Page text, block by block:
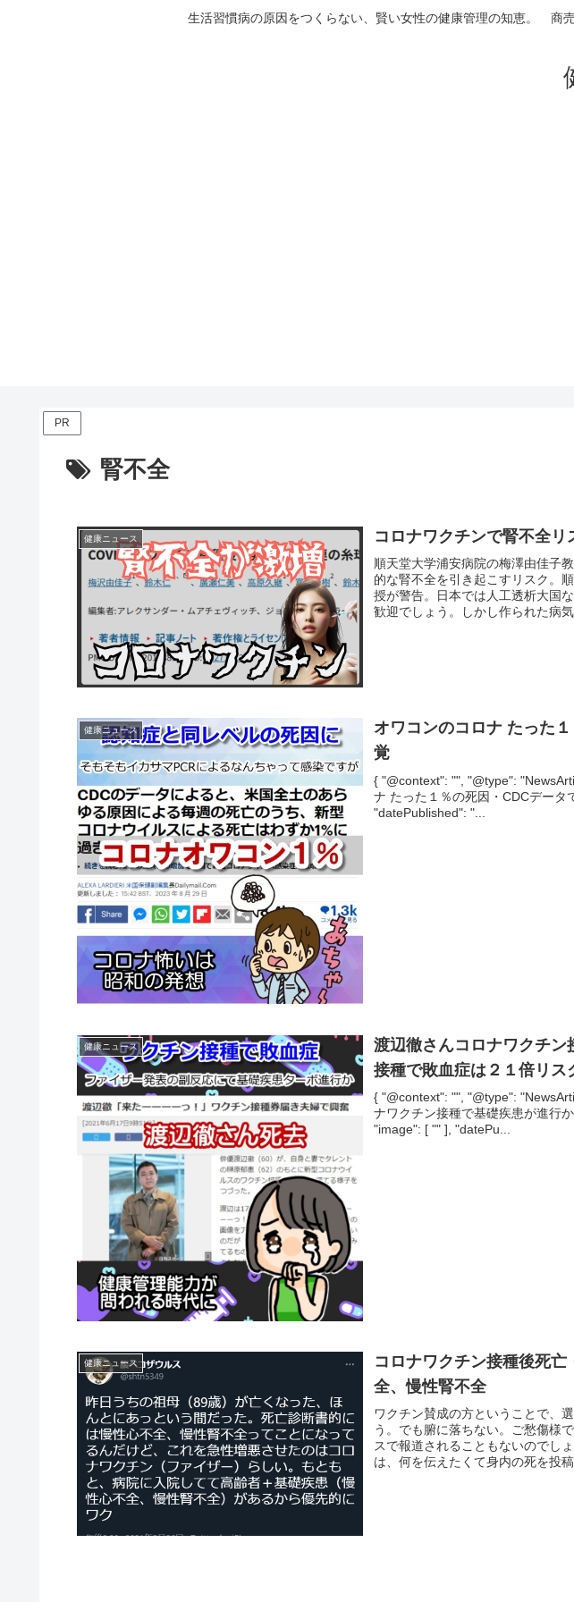
生活習慣病の原因をつくらない、賢い女性の健康管理の知恵。 商
PR
腎不全
健康ニュース コロナワクチンで腎不全リ
順天堂大学浦安病院の梅澤由佳子
的な腎不全を引き起こすリスク。
授が警告。日本では人工透析大国
歓迎でしょう。しかし作られた病
健康ニュース
オワコンのコロナ たった
覚
{ "@context": "", "@type":
ナ たった１％の死因・CDCデータ
"datePublished": "...
健康ニュース
渡辺徹さんコロナワクチン
接種で敗血症は２１倍リス
{ "@context": "", "@type":
ナワクチン接種で基礎疾患が進行
"image": [ "" ], "datePu...
健康ニュース
コロナワクチン接種後死
全、慢性腎不全
ワクチン賛成の方ということで、
う。でも腑に落ちない。ご愁傷様
スで報道されることもないのでし
は、何を伝えたくて身内の死を投